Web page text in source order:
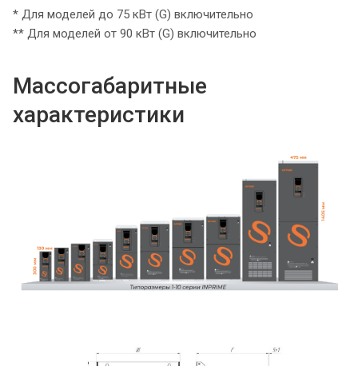
* Для моделей до 75 кВт (G) включительно
** Для моделей от 90 кВт (G) включительно
Массогабаритные
характеристики